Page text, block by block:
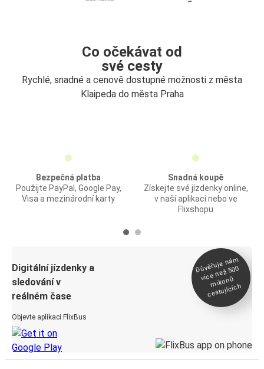
Co očekávat od
své cesty
Rychlé, snadné a cenově dostupné možnosti z města
Klaipeda do města Praha
Bezpečná platba
Použijte PayPal, Google Pay,
Visa a mezinárodní karty
Snadná koupě
Získejte své jízdenky online,
v naší aplikaci nebo ve
Flixshopu
Digitální jízdenky a
sledování v
reálném čase
Objevte aplikaci FlixBus
Důvěřuje ná
m
více než 500
milionů
cestujících